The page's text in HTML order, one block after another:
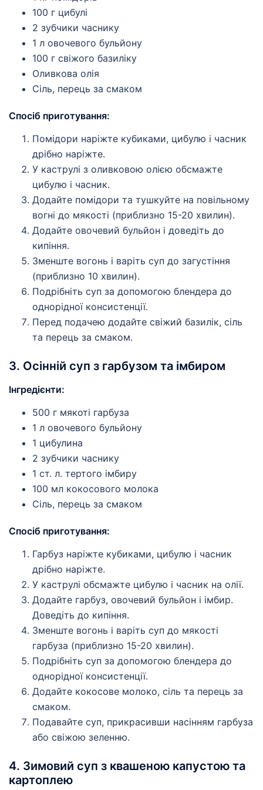
100 г цибулі
2 зубчики часнику
1 л овочевого бульйону
100 г свіжого базиліку
Оливкова олія
Сіль, перець за смаком
Спосіб приготування:
Помідори наріжте кубиками, цибулю і часник
дрібно наріжте.
У каструлі з оливковою олією обсмажте
цибулю і часник.
Додайте помідори та тушкуйте на повільному
вогні до мякості (приблизно 15-20 хвилин).
Додайте овочевий бульйон і доведіть до
кипіння.
Зменште вогонь і варіть суп до загустіння
(приблизно 10 хвилин).
Подрібніть суп за допомогою блендера до
однорідної консистенції.
Перед подачею додайте свіжий базилік, сіль
та перець за смаком.
3. Осінній суп з гарбузом та імбиром
Інгредієнти:
500 г мякоті гарбуза
1 л овочевого бульйону
1 цибулина
2 зубчики часнику
1 ст. л. тертого імбиру
100 мл кокосового молока
Сіль, перець за смаком
Спосіб приготування:
Гарбуз наріжте кубиками, цибулю і часник
дрібно наріжте.
У каструлі обсмажте цибулю і часник на олії.
Додайте гарбуз, овочевий бульйон і імбир.
Доведіть до кипіння.
Зменште вогонь і варіть суп до мякості
гарбуза (приблизно 15-20 хвилин).
Подрібніть суп за допомогою блендера до
однорідної консистенції.
Додайте кокосове молоко, сіль та перець за
смаком.
Подавайте суп, прикрасивши насінням гарбуза
або свіжою зеленню.
4. Зимовий суп з квашеною капустою та
картоплею